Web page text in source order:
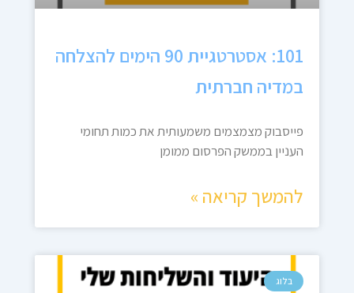
101: אסטרטגיית 90 הימים להצלחה
במדיה חברתית
פייסבוק מצמצמים משמעותית את כמות תחומי
העניין בממשק הפרסום ממומן
להמשך קריאה »
בלוג